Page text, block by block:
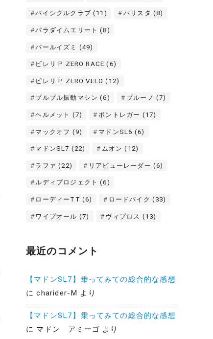
バイシクルクラブ (11) バリスタ (8)
パラダイムエリート (8)
パールイズミ (49)
ピレリ P ZERO RACE (6)
ピレリ P ZERO VELO (12)
ブルブル振動マシン (6) ブルーノ (7)
ヘルメット (7) ボントレガー (17)
マックオフ (9) マドンSL6 (6)
マドンSL7 (22) ムオン (12)
ラファ (22) リアビューレーダー (6)
ルディプロジェクト (6)
ローディーTT (6) ロードバイク (33)
ワイプオール (7) ヴィプロス (13)
最近のコメント
【マドンSL7】乗ってみての総合的な感想
にcharider-M より
【マドンSL7】乗ってみての総合的な感想
に マドン アミーゴ より